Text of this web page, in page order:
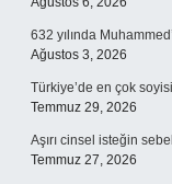
632 yılında
Ağustos 3, 2026
Türkiye’de en çok
Temmuz 29, 2026
Aşırı cinsel isteğin
Temmuz 27, 2026